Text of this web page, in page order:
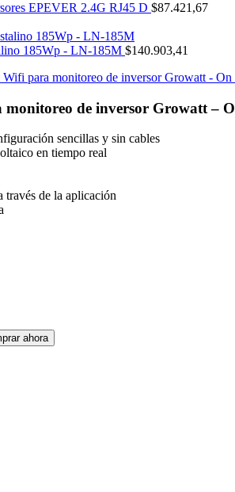
EPEVER 2.4G RJ45 D $87.421,67
185Wp - LN-185M $140.903,41
de inversor Growatt –
sencillas y sin cables
en tiempo real
través de la aplicación
ahora